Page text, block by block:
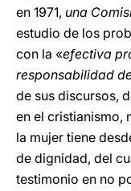
en 1971, una
estudio de los
con la «efectiva
responsabilidad
de sus discursos,
en el cristianismo,
la mujer tiene
de dignidad, del
testimonio en no